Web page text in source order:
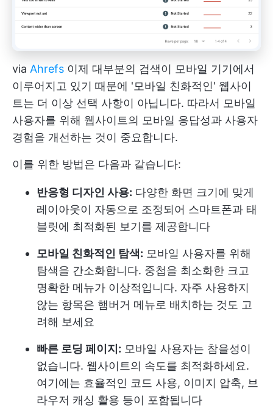
via Ahrefs 이제 대부분의 검색이 모바일 기기에서
이루어지고 있기 때문에 '모바일 친화적인' 웹사이
트는 더 이상 선택 사항이 아닙니다. 따라서 모바일
사용자를 위해 웹사이트의 모바일 응답성과 사용자
경험을 개선하는 것이 중요합니다.
이를 위한 방법은 다음과 같습니다:
반응형 디자인 사용: 다양한 화면 크기에 맞게
레이아웃이 자동으로 조정되어 스마트폰과 태
블릿에 최적화된 보기를 제공합니다
모바일 친화적인 탐색: 모바일 사용자를 위해
탐색을 간소화합니다. 중첩을 최소화한 크고
명확한 메뉴가 이상적입니다. 자주 사용하지
않는 항목은 햄버거 메뉴로 배치하는 것도 고
려해 보세요
빠른 로딩 페이지: 모바일 사용자는 참을성이
없습니다. 웹사이트의 속도를 최적화하세요.
여기에는 효율적인 코드 사용, 이미지 압축, 브
라우저 캐싱 활용 등이 포함됩니다